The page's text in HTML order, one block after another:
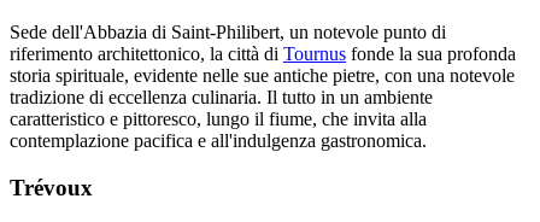
Sede dell'Abbazia di Saint-Philibert, un notevole punto di
riferimento architettonico, la città di Tournus fonde la sua profonda
storia spirituale, evidente nelle sue antiche pietre, con una notevole
tradizione di eccellenza culinaria. Il tutto in un ambiente
caratteristico e pittoresco, lungo il fiume, che invita alla
contemplazione pacifica e all'indulgenza gastronomica.
Trévoux